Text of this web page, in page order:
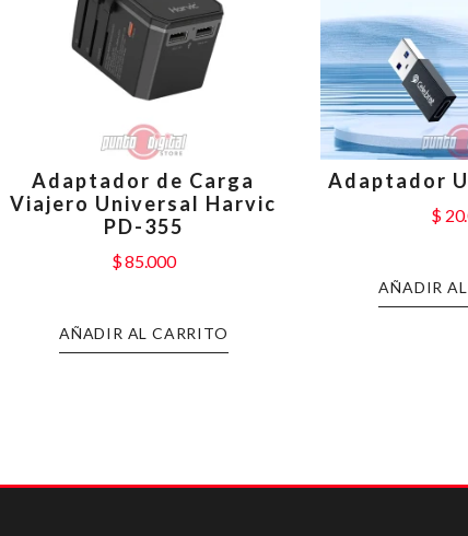
Adaptador de Carga
Viajero Universal Harvic
PD-355
$85.000
AÑADIR AL CARRITO
Adaptador
$
AÑADIR